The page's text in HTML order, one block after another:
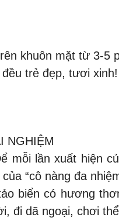
khuôn mặt từ 3-
trẻ đẹp, tươi
NGHIỆM
mỗi lần xuất hiện
“cô nàng đa
biển có hương
đi dã ngoại, chơi